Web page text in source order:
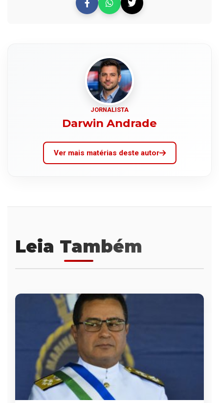
JORNALISTA
Darwin Andrade
Ver mais matérias deste autor
Leia Também